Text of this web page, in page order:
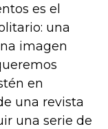
es el
una
imagen
en
una revista
una serie de